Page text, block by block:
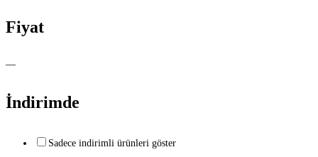
Fiyat
—
İndirimde
Sadece indirimli ürünleri göster